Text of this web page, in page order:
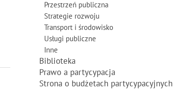
Przestrzeń publiczna
Strategie rozwoju
Transport i środowisko
Usługi publiczne
Inne
Biblioteka
Prawo a partycypacja
Strona o budżetach partycypacyjnych